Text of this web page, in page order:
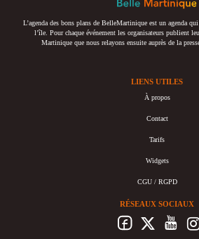
L’agenda des bons plans de BelleMartinique est un agenda
l’île. Pour chaque événement les organisateurs publient
Martinique que nous relayons ensuite auprès de la
LIENS UTILES
À propos
Contact
Tarifs
Widgets
CGU / RGPD
RÉSEAUX SOCIAUX